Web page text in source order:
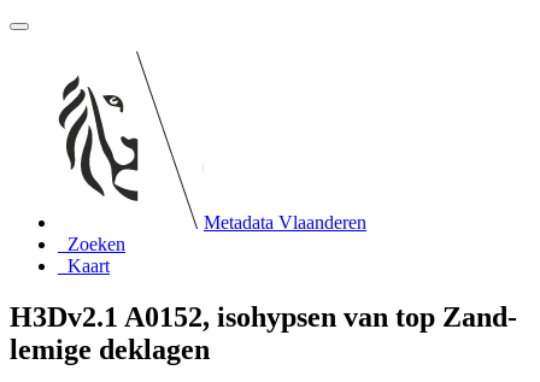
Metadata Vlaanderen
Zoeken
Kaart
H3Dv2.1 A0152, isohypsen van top Zand-
lemige deklagen